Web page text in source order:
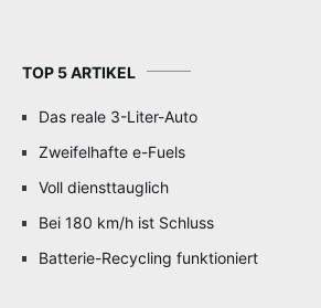
TOP 5 ARTIKEL
Das reale 3-Liter-Auto
Zweifelhafte e-Fuels
Voll diensttauglich
Bei 180 km/h ist Schluss
Batterie-Recycling funktioniert